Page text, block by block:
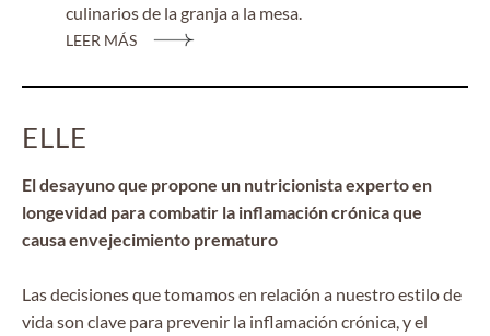
culinarios de la granja a la mesa.
LEER MÁS
ELLE
El desayuno que propone un nutricionista experto en
longevidad para combatir la inflamación crónica que
causa envejecimiento prematuro
Las decisiones que tomamos en relación a nuestro estilo de
vida son clave para prevenir la inflamación crónica, y el